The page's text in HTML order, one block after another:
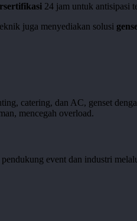
24 jam untuk antisipasi
juga menyediakan solusi
catering, dan AC, genset
mencegah overload.
event dan industri